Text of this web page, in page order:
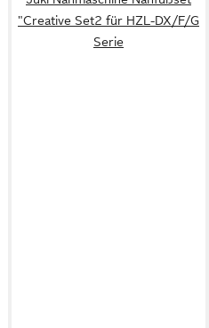
"Creative Set2 für HZL-DX/F/G
Serie